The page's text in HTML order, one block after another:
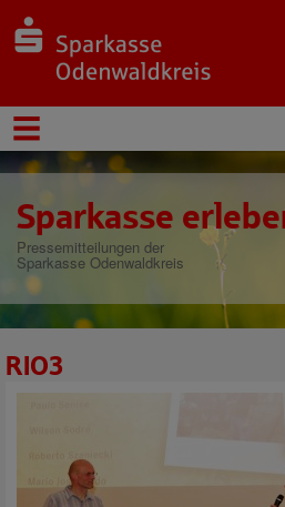
Sparkasse
Pressemitteilungen der
Sparkasse Odenwaldkreis
RIO3